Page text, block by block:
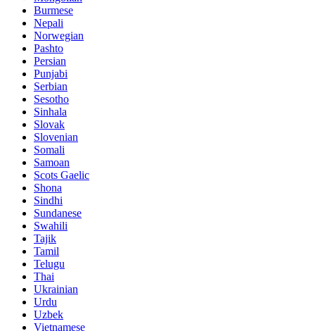
Burmese
Nepali
Norwegian
Pashto
Persian
Punjabi
Serbian
Sesotho
Sinhala
Slovak
Slovenian
Somali
Samoan
Scots Gaelic
Shona
Sindhi
Sundanese
Swahili
Tajik
Tamil
Telugu
Thai
Ukrainian
Urdu
Uzbek
Vietnamese